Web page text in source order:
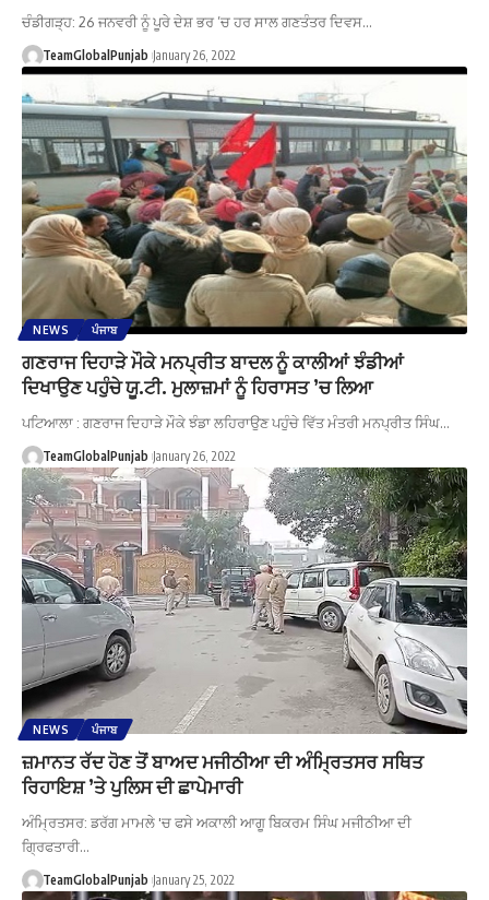
ਚੰਡੀਗੜ੍ਹ: 26 ਜਨਵਰੀ ਨੂੰ ਪੂਰੇ ਦੇਸ਼ ਭਰ ’ਚ ਹਰ ਸਾਲ ਗਣਤੰਤਰ ਦਿਵਸ…
TeamGlobalPunjab January 26, 2022
NEWS ਪੰਜਾਬ
ਗਣਰਾਜ ਦਿਹਾੜੇ ਮੌਕੇ ਮਨਪ੍ਰੀਤ ਬਾਦਲ ਨੂੰ ਕਾਲੀਆਂ ਝੰਡੀਆਂ
ਦਿਖਾਉਣ ਪਹੁੰਚੇ ਯੂ.ਟੀ. ਮੁਲਾਜ਼ਮਾਂ ਨੂੰ ਹਿਰਾਸਤ ’ਚ ਲਿਆ
ਪਟਿਆਲਾ : ਗਣਰਾਜ ਦਿਹਾੜੇ ਮੌਕੇ ਝੰਡਾ ਲਹਿਰਾਉਣ ਪਹੁੰਚੇ ਵਿੱਤ ਮੰਤਰੀ ਮਨਪ੍ਰੀਤ ਸਿੰਘ…
TeamGlobalPunjab January 26, 2022
NEWS ਪੰਜਾਬ
ਜ਼ਮਾਨਤ ਰੱਦ ਹੋਣ ਤੋਂ ਬਾਅਦ ਮਜੀਠੀਆ ਦੀ ਅੰਮ੍ਰਿਤਸਰ ਸਥਿਤ
ਰਿਹਾਇਸ਼ ’ਤੇ ਪੁਲਿਸ ਦੀ ਛਾਪੇਮਾਰੀ
ਅੰਮ੍ਰਿਤਸਰ: ਡਰੱਗ ਮਾਮਲੇ 'ਚ ਫਸੇ ਅਕਾਲੀ ਆਗੂ ਬਿਕਰਮ ਸਿੰਘ ਮਜੀਠੀਆ ਦੀ
ਗ੍ਰਿਫਤਾਰੀ…
TeamGlobalPunjab January 25, 2022